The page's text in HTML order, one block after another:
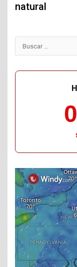
natural
Buscar: